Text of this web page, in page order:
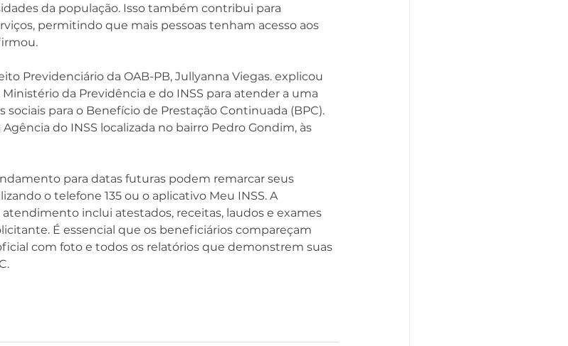
da população. Isso também contribui para
permitindo que mais pessoas tenham acesso aos
Previdenciário da OAB-PB, Jullyanna Viegas. explicou
da Previdência e do INSS para atender a uma
para o Benefício de Prestação Continuada (BPC).
do INSS localizada no bairro Pedro Gondim, às
para datas futuras podem remarcar seus
o telefone 135 ou o aplicativo Meu INSS. A
inclui atestados, receitas, laudos e exames
É essencial que os beneficiários compareçam
com foto e todos os relatórios que demonstrem suas